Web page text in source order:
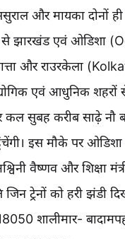
और मायका दोनों
से झारखंड एवं ओडिशा
और राउरकेला
एवं आधुनिक शहरों
सुबह करीब साढ़े नौ बजे
इस मौके पर
वैष्णव और शिक्षा मंत्री
जिन ट्रेनों को हरी झंडी
शालीमार-